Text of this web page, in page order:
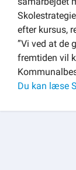
efter kursus,
”Vi ved at de
fremtiden vil
Du kan læse